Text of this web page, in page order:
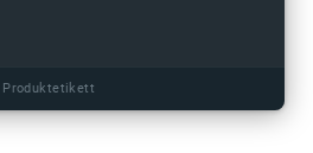
Produktetikett